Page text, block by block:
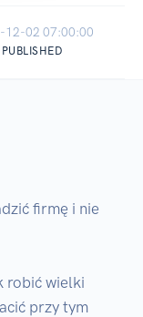
12-02 07:00:00
PUBLISHED
firmę i nie
robić wielki
przy tym